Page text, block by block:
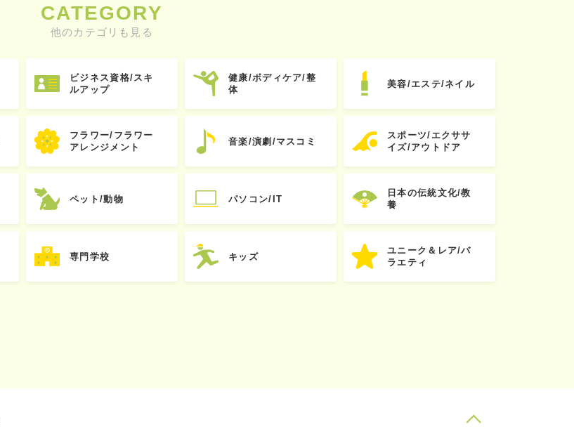
CATEGORY
他のカテゴリも見る
ビジネス資格/スキ
ルアップ
健康/ボディケア/整
体
美容/エステ/ネイル
フラワー/フラワー
アレンジメント
音楽/演劇/マスコミ
スポーツ/エクササ
イズ/アウトドア
ペット/動物 パソコン/IT
日本の伝統文化/教
養
専門学校 キッズ
ユニーク＆レア/バ
ラエティ